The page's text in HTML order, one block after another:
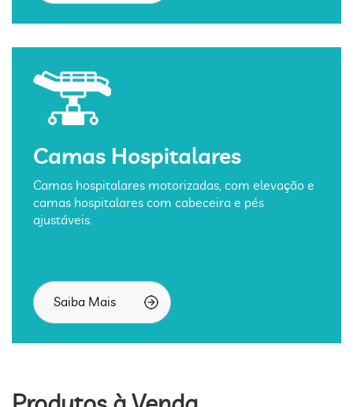
Camas Hospitalares
Camas hospitalares motorizadas, com elevação e
camas hospitalares com cabeceira e pés
ajustáveis.
Saiba Mais